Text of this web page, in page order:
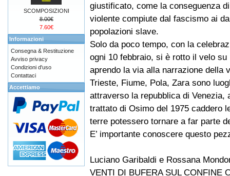
giustificato, come la conseguenza
violente compiute dal fascismo ai
popolazioni slave.
Solo da poco tempo, con la
ogni 10 febbraio, si è rotto il velo
aprendo la via alla narrazione della
Trieste, Fiume, Pola, Zara sono
attraverso la repubblica di Venezia,
trattato di Osimo del 1975 caddero
terre potessero tornare a far parte
E’ importante conoscere questo
Luciano Garibaldi e Rossana
VENTI DI BUFERA SUL CONFINE
SCOMPOSIZIONI
8.00€
7.60€
Informazioni
Consegna & Restituzione
Avviso privacy
Condizioni d'uso
Contattaci
Accettiamo